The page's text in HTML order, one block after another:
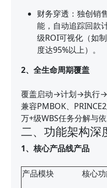
财务穿透：独创销
能，自动追踪回款
级ROI可视化（如
度达95%以上）。
2、全生命周期覆盖
覆盖启动→计划→执行→
兼容PMBOK、
万+级WBS任务分解与依
二、功能架构深
1、核心产品线产品
产品模块 核心